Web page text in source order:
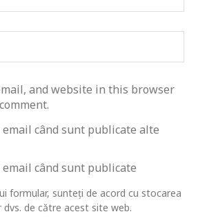
and website in this browser
când sunt publicate alte
când sunt publicate
formular, sunteți de acord cu stocarea
de către acest site web.